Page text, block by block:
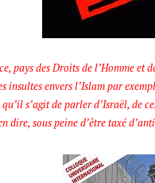
pays des Droits de l’Homme et
insultes envers l’Islam par
s’agit de parler d’Israël, de
sous peine d’être taxé